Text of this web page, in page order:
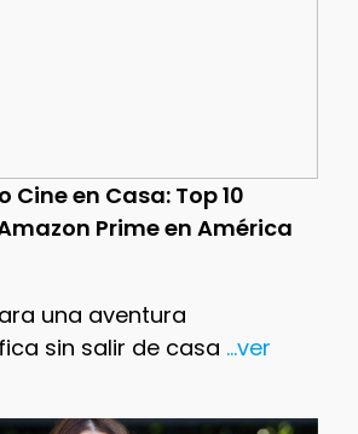
Cine en Casa: Top 10
Prime en América
una aventura
sin salir de casa ...ver